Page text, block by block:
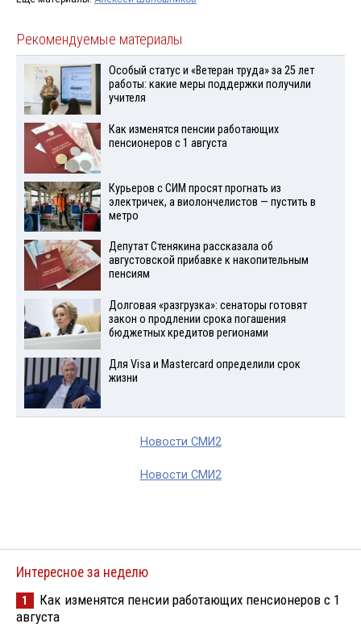
Рекомендуемые материалы
Особый статус и «Ветеран труда» за 25 лет
работы: какие меры поддержки получили
учителя
Как изменятся пенсии работающих
пенсионеров с 1 августа
Курьеров с СИМ просят прогнать из
электричек, а виолончелистов — пустить в
метро
Депутат Стенякина рассказала об
августовской прибавке к накопительным
пенсиям
Долговая «разгрузка»: сенаторы готовят
закон о продлении срока погашения
бюджетных кредитов регионами
Для Visа и Mastercard определили срок
жизни
Новости СМИ2
Новости СМИ2
Интересное за неделю
1
Как изменятся пенсии работающих пенсионеров с 1
августа